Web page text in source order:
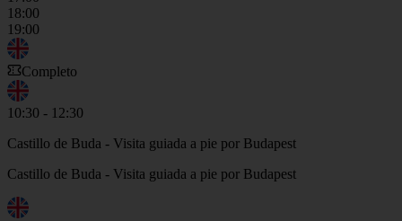
18:00
19:00
Completo
10:30 - 12:30
Castillo de Buda - Visita guiada a pie por Budapest
Castillo de Buda - Visita guiada a pie por Budapest